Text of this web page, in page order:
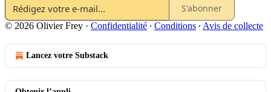
S'abonner
© 2026 Olivier Frey · Confidentialité ∙ Conditions ∙ Avis de collecte
Lancez votre Substack